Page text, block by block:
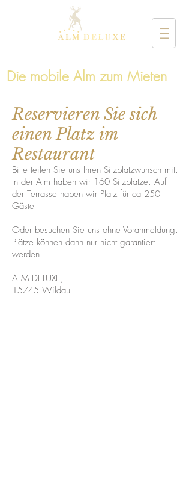
Die mobile Alm zum Mieten
Reservieren Sie sich
einen Platz im
Restaurant
Bitte teilen Sie uns Ihren Sitzplatzwunsch mit.
In der Alm haben wir 160 Sitzplätze. Auf
der Terrasse haben wir Platz für ca 250
Gäste
Oder besuchen Sie uns ohne Voranmeldung.
Plätze können dann nur nicht garantiert
werden
ALM DELUXE,
15745 Wildau